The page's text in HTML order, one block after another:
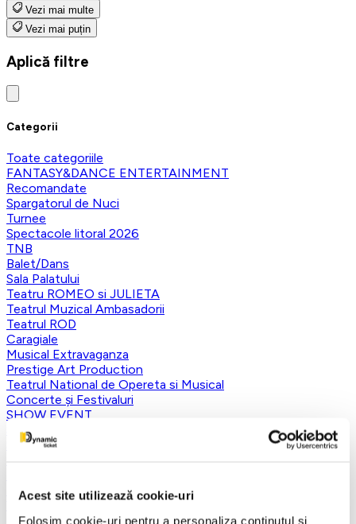
Acest site utilizează cookie-uri
Folosim cookie-uri pentru a personaliza conținutul și
Vezi mai multe
Vezi mai puțin
Aplică filtre
Categorii
Toate categoriile
FANTASY&DANCE ENTERTAINMENT
Recomandate
Spargatorul de Nuci
Turnee
Spectacole litoral 2026
TNB
Balet/Dans
Sala Palatului
Teatru ROMEO si JULIETA
Teatrul Muzical Ambasadorii
Teatrul ROD
Caragiale
Musical Extravaganza
Prestige Art Production
Teatrul National de Opereta si Musical
Concerte și Festivaluri
SHOW EVENT
Sala Dalles
Sala Luceafarul
Teatrul Rosu
Victory of Art
Pentru copii